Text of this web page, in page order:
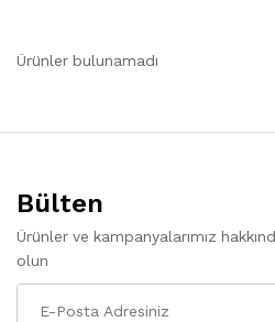
Ürünler bulunamadı
Bülten
Ürünler ve kampanyalarımız
olun